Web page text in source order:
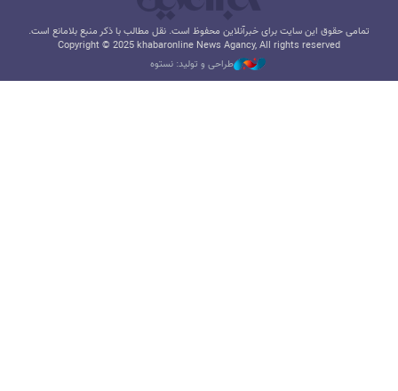
تمامی حقوق این سایت برای خبرآنلاین محفوظ است. نقل مطالب با ذکر منبع بلامانع است.
Copyright © 2025 khabaronline News Agancy, All rights reserved
طراحی و تولید: نستوه